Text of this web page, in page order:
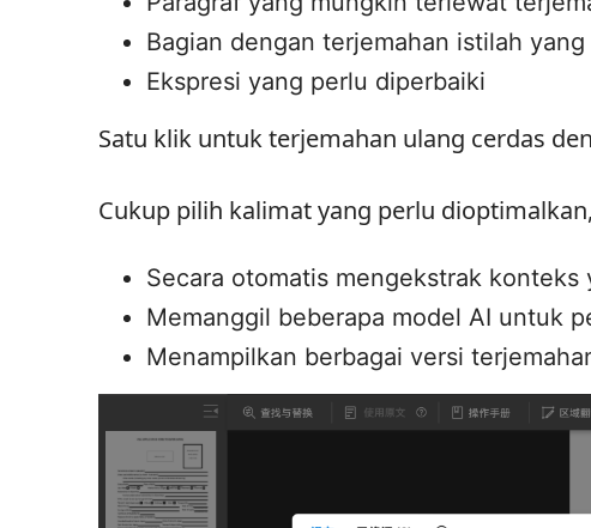
Bagian dengan terjemahan istilah
Ekspresi yang perlu diperbaiki
Satu klik untuk terjemahan ulang cerdas
Cukup pilih kalimat yang perlu
Secara otomatis mengekstrak konteks
Memanggil beberapa model AI untuk
Menampilkan berbagai versi